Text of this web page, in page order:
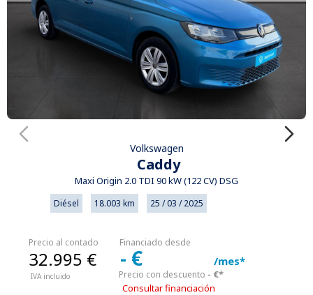
Volkswagen
Caddy
Maxi Origin 2.0 TDI 90 kW (122 CV) DSG
Diésel 18.003 km 25 / 03 / 2025
Precio al contado
IVA incluido
32.995 €
Financiado desde
/mes*
Precio con descuento
- €
- €*
Consultar financiación